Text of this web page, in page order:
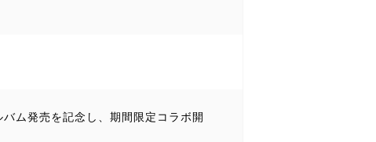
ム発売を記念し、期間限定コラボ開